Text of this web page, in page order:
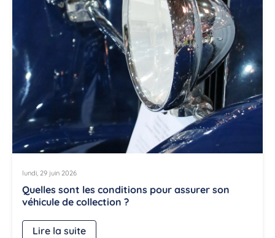
lundi, 29 juin 2026
Quelles sont les conditions pour assurer son
véhicule de collection ?
Lire la suite